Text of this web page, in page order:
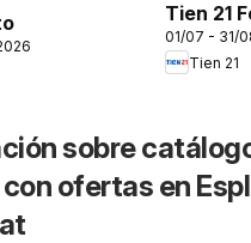
Tien 21
01/07 - 31/
Tien 21
sobre
ofertas en